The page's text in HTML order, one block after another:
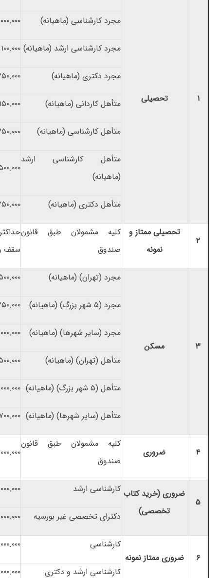
۱ تحصیلی
مجرد کارشناسی (ماهیانه)
مجرد کارشناسی ارشد (ماهیانه)
مجرد دکتری (ماهیانه)
متأهل کاردانی (ماهیانه)
متأهل کارشناسی (ماهیانه)
متأهل کارشناسی ارشد
(ماهیانه)
متأهل دکتری (ماهیانه)
۲
تحصیلی ممتاز و
نمونه
کلیه مشمولان طبق قانون
صندوق
سقف
۳ مسکن
مجرد (تهران) (ماهیانه)
مجرد (۵ شهر بزرگ) (ماهیانه)
مجرد (سایر شهرها) (ماهیانه)
متأهل (تهران) (ماهیانه)
متأهل (۵ شهر بزرگ) (ماهیانه)
متأهل (سایر شهرها) (ماهیانه)
۴ ضروری
کلیه مشمولان طبق قانون
صندوق
۵
ضروری (خرید کتاب
تخصصی)
کارشناسی ارشد
دکترای تخصصی غیر بورسیه
۶ ضروری ممتاز نمونه
کارشناسی
کارشناسی ارشد و دکتری